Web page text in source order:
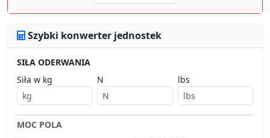
Szybki konwerter jednostek
SIŁA ODERWANIA
Siła w kg
N lbs
MOC POLA